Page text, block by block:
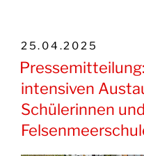
VERÖFFENTLICHT
AM
25.04.2025
intensiven
Schülerinnen